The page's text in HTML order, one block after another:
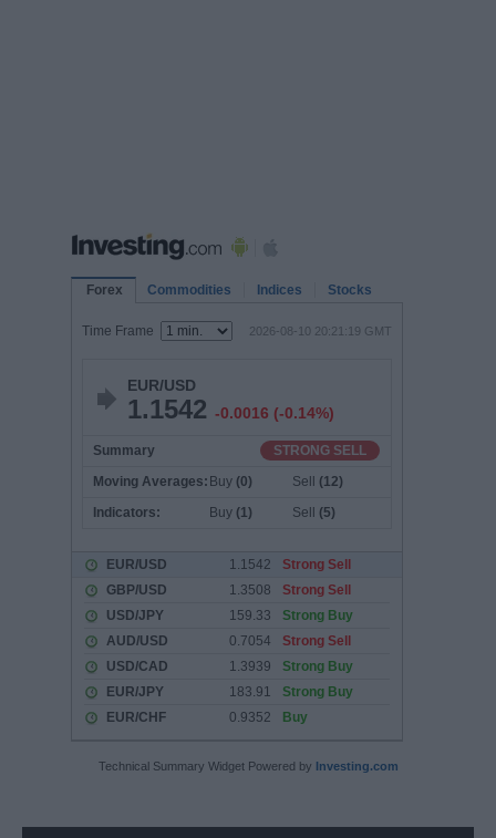
Technical Summary Widget Powered by Investing.com